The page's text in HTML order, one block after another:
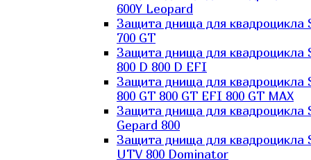
600Y Leopard
Защита днища для квадроцикла
700 GT
Защита днища для квадроцикла
800 D 800 D EFI
Защита днища для квадроцикла
800 GT 800 GT EFI 800 GT MAX
Защита днища для квадроцикла
Gepard 800
Защита днища для квадроцикла
UTV 800 Dominator